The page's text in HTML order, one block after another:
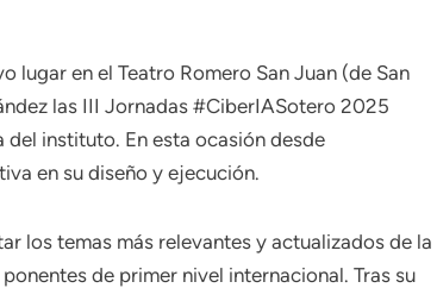
lugar en el Teatro Romero San Juan (de San
las III Jornadas #CiberIASotero 2025
instituto. En esta ocasión desde
en su diseño y ejecución.
los temas más relevantes y actualizados de la
de primer nivel internacional. Tras su